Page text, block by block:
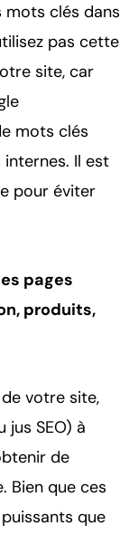
clés dans
pas cette
site, car
mots clés
internes. Il est
pour éviter
pages
produits,
votre site,
SEO) à
de
Bien que ces
que